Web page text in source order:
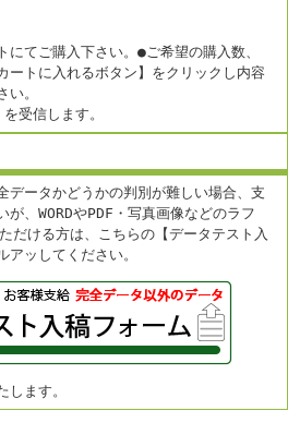
にてご購入下さい。●ご希望の購入数、
ートに入れるボタン】をクリックし内容
い。
受信します。
データかどうかの判別が難しい場合、支
、WORDやPDF・写真画像などのラフ
だける方は、こちらの【データテスト入
アッしてください。
します。